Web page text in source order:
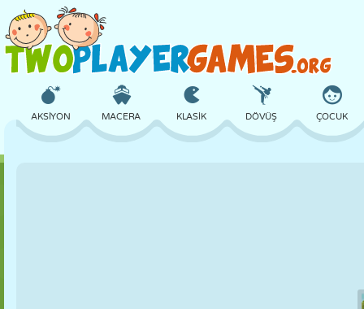
AKSIYON MACERA KLASIK DÖVÜŞ ÇOCUK